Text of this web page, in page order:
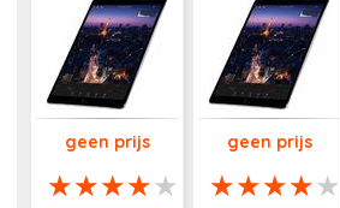
geen prijs geen prijs